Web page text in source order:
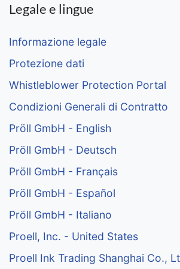
Legale e lingue
Informazione legale
Protezione dati
Whistleblower Protection Portal
Condizioni Generali di Contratto
Pröll GmbH - English
Pröll GmbH - Deutsch
Pröll GmbH - Français
Pröll GmbH - Español
Pröll GmbH - Italiano
Proell, Inc. - United States
Proell Ink Trading Shanghai Co.,